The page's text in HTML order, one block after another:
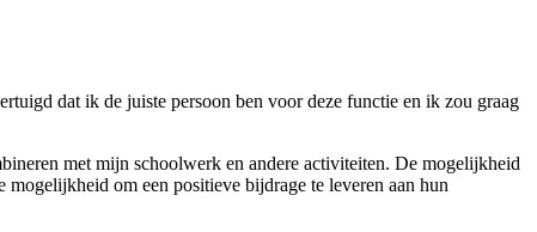
dat ik de juiste persoon ben voor deze functie en ik zou graag
met mijn schoolwerk en andere activiteiten. De mogelijkheid
om een positieve bijdrage te leveren aan hun